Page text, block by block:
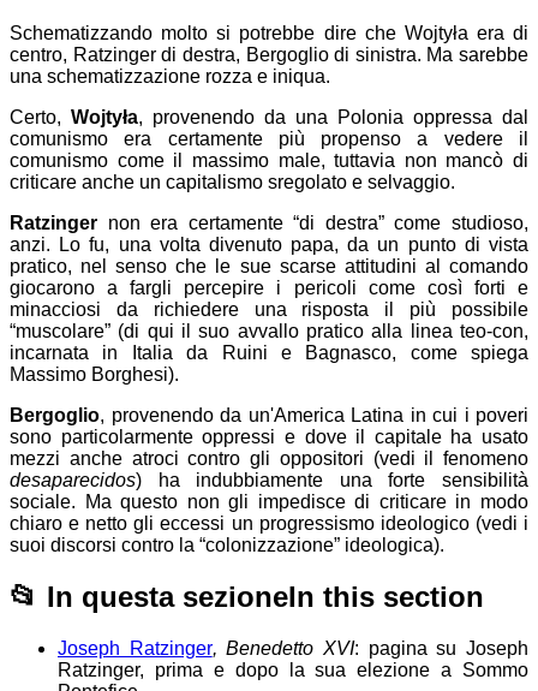
Schematizzando molto si potrebbe dire che Wojtyła era di
centro, Ratzinger di destra, Bergoglio di sinistra. Ma sarebbe
una schematizzazione rozza e iniqua.
Certo, Wojtyła, provenendo da una Polonia oppressa dal
comunismo era certamente più propenso a vedere il
comunismo come il massimo male, tuttavia non mancò di
criticare anche un capitalismo sregolato e selvaggio.
Ratzinger non era certamente “di destra” come studioso,
anzi. Lo fu, una volta divenuto papa, da un punto di vista
pratico, nel senso che le sue scarse attitudini al comando
giocarono a fargli percepire i pericoli come così forti e
minacciosi da richiedere una risposta il più possibile
“muscolare” (di qui il suo avvallo pratico alla linea teo-con,
incarnata in Italia da Ruini e Bagnasco, come spiega
Massimo Borghesi).
Bergoglio, provenendo da un'America Latina in cui i poveri
sono particolarmente oppressi e dove il capitale ha usato
mezzi anche atroci contro gli oppositori (vedi il fenomeno
desaparecidos) ha indubbiamente una forte sensibilità
sociale. Ma questo non gli impedisce di criticare in modo
chiaro e netto gli eccessi un progressismo ideologico (vedi i
suoi discorsi contro la “colonizzazione” ideologica).
📂 In questa sezioneIn this section
Joseph Ratzinger, Benedetto XVI: pagina su Joseph
Ratzinger, prima e dopo la sua elezione a Sommo